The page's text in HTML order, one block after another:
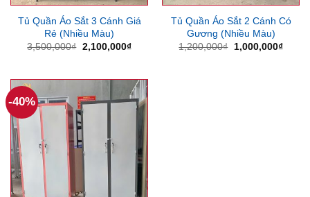
Tủ Quần Áo Sắt 3 Cánh Giá
Rẻ (Nhiều Màu)
3,500,000₫ Giá
2,100,000₫Giá
2,100,000₫.
Tủ Quần Áo Sắt 2 Cánh Có
Gương (Nhiều Màu)
1,200,000₫
Giá
1,000,000₫Giá
-40%